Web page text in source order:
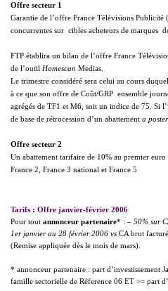
Offre secteur 1
Garantie de l’offre France Télévisions
concurrentes sur  cibles acheteurs de marques 
FTP établira un bilan de l’offre France
de l’outil Homescan Medias.
Le trimestre considéré sera celui au cours
à ce que son offre de Coût/GRP  ensemble
agrégés de TF1 et M6, soit un indice de 75. Si
de base de rétrocession d’un abattement a
Offre secteur 2
Un abattement tarifaire de 10% au premier
France 2, France 3 national et France 5
Tarifs : Offre janvier-février 2006
Pour tout annonceur partenaire* : – 50% sur
1er janvier au 28 février 2006 vs CA brut
(Remise appliquée dès le mois de mars).
* annonceur partenaire : part d’investissement
famille sectorielle de Réference 06 ET >= part